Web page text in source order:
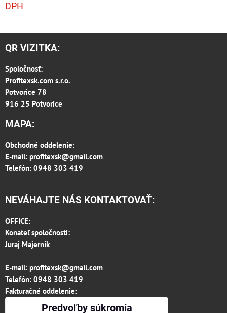
DPH
QR VIZITKA:
Spoločnosť:
Profitexsk.com s.r.o.
Potvorice 78
916 25 Potvorice
MAPA:
Obchodné oddelenie:
E-mail: profitexsk@gmail.com
Telefón: 0948 303 419
NEVÁHAJTE NÁS KONTAKTOVAŤ:
OFFICE:
Konateľ spoločnosti:
Juraj Majerník
E-mail: profitexsk@gmail.com
Telefón: 0948 303 419
Fakturačné oddelenie:
invoice.profitexsk@gmail.com
Predvoľby súkromia